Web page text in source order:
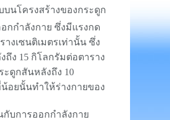
นโครงสร้างของกระดูก
กกำลังกาย ซึ่งมีแรงกด
งเซนติเมตรเท่านั้น ซึ่ง
ง 15 กิโลกรัมต่อตาราง
ะดูกสันหลังถึง 10
อยนั้นทำให้ร่างกายของ
กับการออกกำลังกาย